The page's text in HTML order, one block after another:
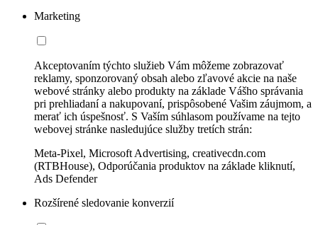
Marketing
Akceptovaním týchto služieb Vám môžeme zobrazovať
reklamy, sponzorovaný obsah alebo zľavové akcie na naše
webové stránky alebo produkty na základe Vášho správania
pri prehliadaní a nakupovaní, prispôsobené Vašim záujmom, a
merať ich úspešnosť. S Vaším súhlasom používame na tejto
webovej stránke nasledujúce služby tretích strán:
Meta-Pixel, Microsoft Advertising, creativecdn.com
(RTBHouse), Odporúčania produktov na základe kliknutí,
Ads Defender
Rozšírené sledovanie konverzií